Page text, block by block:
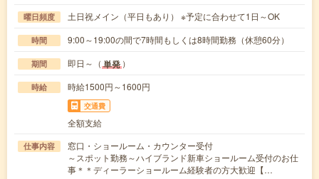
曜日頻度 土日祝メイン（平日もあり） ※予定に合わせて1日～OK
時間 9:00～19:00の間で7時間もしくは8時間勤務（休憩60分）
期間 即日～（ 単発 ）
時給 時給1500円～1600円
交通費
全額支給
仕事内容
窓口・ショールーム・カウンター受付
～スポット勤務～ハイブランド新車ショールーム受付のお仕
事＊＊ディーラーショールーム経験者の方大歓迎【…